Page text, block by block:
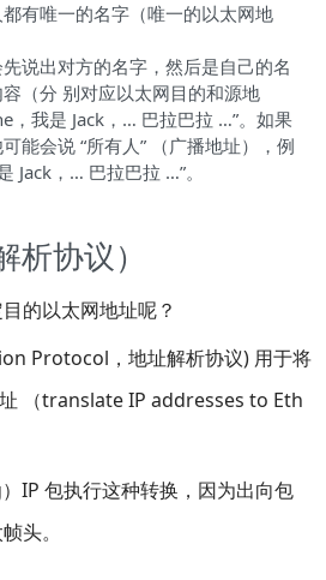
有唯一的名字（唯一的以太网地
说出对方的名字，然后是自己的名
（分 别对应以太网目的和源地
，我是 Jack，… 巴拉巴拉 …”。如果
能会说 “所有人” （广播地址），例
Jack，… 巴拉巴拉 …”。
析协议）
的以太网地址呢？
Protocol，地址解析协议) 用于将
（translate IP addresses to Eth
IP 包执行这种转换，因为出向包
头。